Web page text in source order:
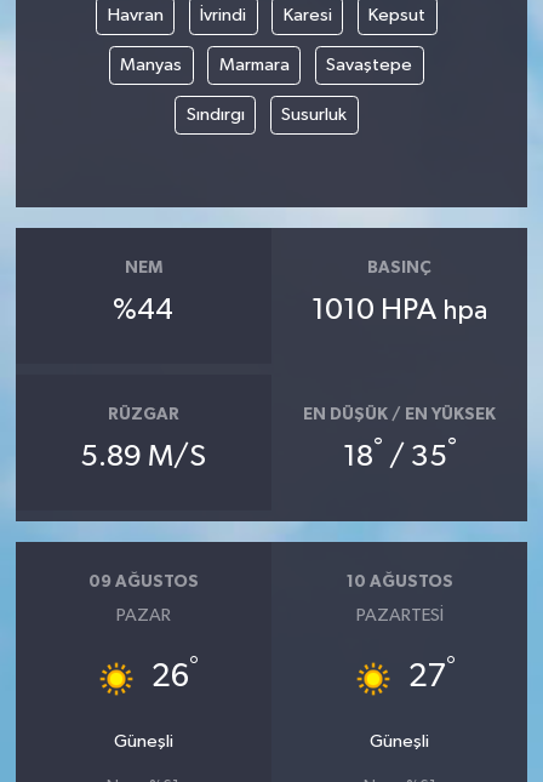
Havran İvrindi Karesi Kepsut
Manyas Marmara Savaştepe
Sındırgı Susurluk
NEM
%44
BASINÇ
1010 HPA hpa
RÜZGAR
5.89 M/S
EN DÜŞÜK / EN YÜKSEK
18° / 35°
09 AĞUSTOS
PAZAR
26°
Güneşli
10 AĞUSTOS
PAZARTESI
27°
Güneşli